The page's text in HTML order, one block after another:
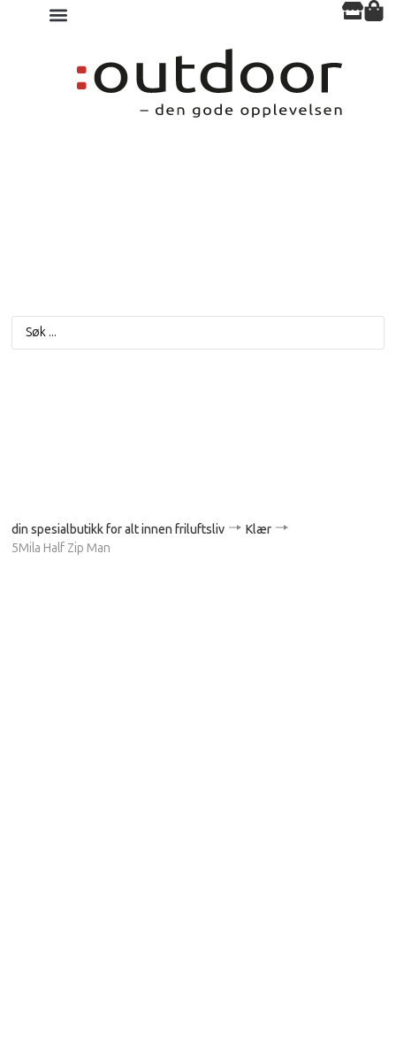
din spesialbutikk for alt innen friluftsliv
Klær
5Mila Half Zip Man